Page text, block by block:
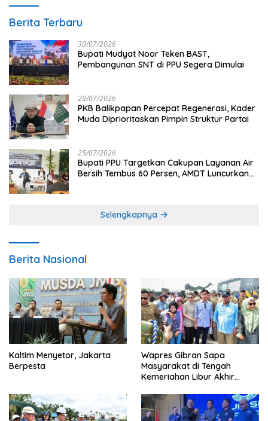
Berita Terbaru
30/07/2026
Bupati Mudyat Noor Teken BAST,
Pembangunan SNT di PPU Segera Dimulai
29/07/2026
PKB Balikpapan Percepat Regenerasi, Kader
Muda Diprioritaskan Pimpin Struktur Partai
25/07/2026
Bupati PPU Targetkan Cakupan Layanan Air
Bersih Tembus 60 Persen, AMDT Luncurkan
Selengkapnya
Berita Nasional
Kaltim Menyetor, Jakarta
Berpesta
Wapres Gibran Sapa
Masyarakat di Tengah
Kemeriahan Libur Akhir